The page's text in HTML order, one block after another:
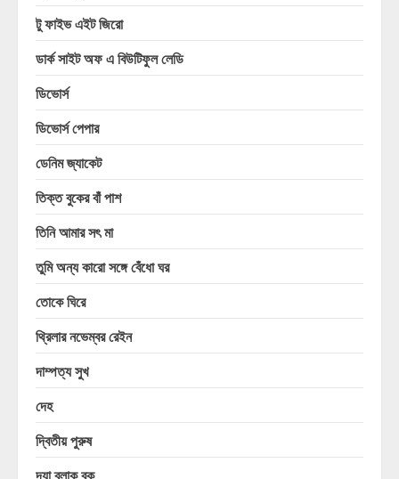
টু ফাইভ এইট জিরো
ডার্ক সাইট অফ এ বিউটিফুল লেডি
ডিভোর্স
ডিভোর্স পেপার
ডেনিম জ্যাকেট
তিক্ত বুকের বাঁ পাশ
তিনি আমার সৎ মা
তুমি অন্য কারো সঙ্গে বেঁধো ঘর
তোকে ঘিরে
থ্রিলার নভেম্বর রেইন
দাম্পত্য সুখ
দেহ
দ্বিতীয় পুরুষ
দ্যা ব্লাক বুক